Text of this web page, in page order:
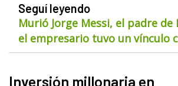
Seguí leyendo
Murió Jorge Messi, el padre de
el empresario tuvo un vínculo
Inversión millonaria en